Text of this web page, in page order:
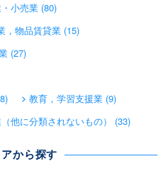
小売業 (80)
，物品賃貸業 (15)
(27)
教育，学習支援業 (9)
他に分類されないもの） (33)
から探す